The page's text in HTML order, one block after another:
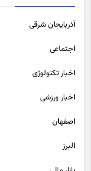
دسته بندی موضوعات
آذربایجان شرقی
اجتماعی
اخبار تکنولوژی
اخبار ورزشی
اصفهان
البرز